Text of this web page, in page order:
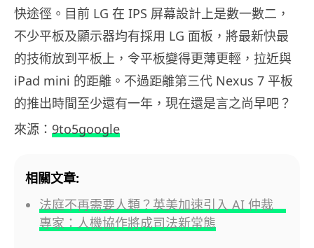
快途徑。目前 LG 在 IPS 屏幕設計上是數一數二，
不少平板及顯示器均有採用 LG 面板，將最新快最
的技術放到平板上，令平板變得更薄更輕，拉近與
iPad mini 的距離。不過距離第三代 Nexus 7 平板
的推出時間至少還有一年，現在還是言之尚早吧？
來源： 9to5google
相關文章:
法庭不再需要人類？英美加速引入 AI 仲裁
專家：人機協作將成司法新常態